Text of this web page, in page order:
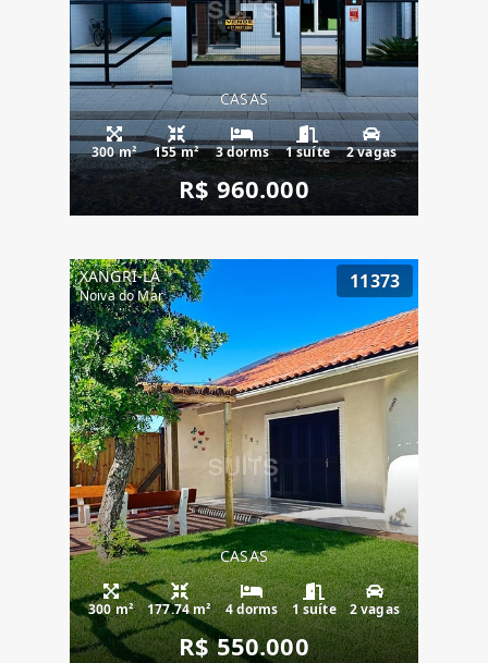
CASAS
300 m² 155 m² 3 dorms 1 suíte 2 vagas
R$ 960.000
XANGRI-LÁ
Noiva do Mar
11373
CASAS
300 m² 177.74 m² 4 dorms 1 suíte 2 vagas
R$ 550.000